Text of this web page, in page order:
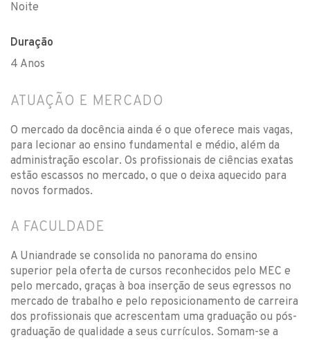
Noite
Duração
4 Anos
ATUAÇÃO E MERCADO
O mercado da docência ainda é o que oferece mais vagas,
para lecionar ao ensino fundamental e médio, além da
administração escolar. Os profissionais de ciências exatas
estão escassos no mercado, o que o deixa aquecido para
novos formados.
A FACULDADE
A Uniandrade se consolida no panorama do ensino
superior pela oferta de cursos reconhecidos pelo MEC e
pelo mercado, graças à boa inserção de seus egressos no
mercado de trabalho e pelo reposicionamento de carreira
dos profissionais que acrescentam uma graduação ou pós-
graduação de qualidade a seus currículos. Somam-se a